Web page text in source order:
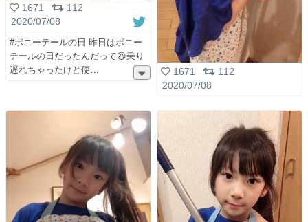
1671
112
2020/07/08
#ポニーテールの日 昨日はポニー
テールの日だったんだって😆乗り
遅れちゃったけど便
1671
112
2020/07/08